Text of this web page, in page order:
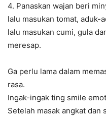
4. Panaskan wajan beri
lalu masukan tomat, aduk-
lalu masukan cumi, gula
meresap.
Ga perlu lama dalam
rasa.
Ingak-ingak ting smile
Setelah masak angkat dan